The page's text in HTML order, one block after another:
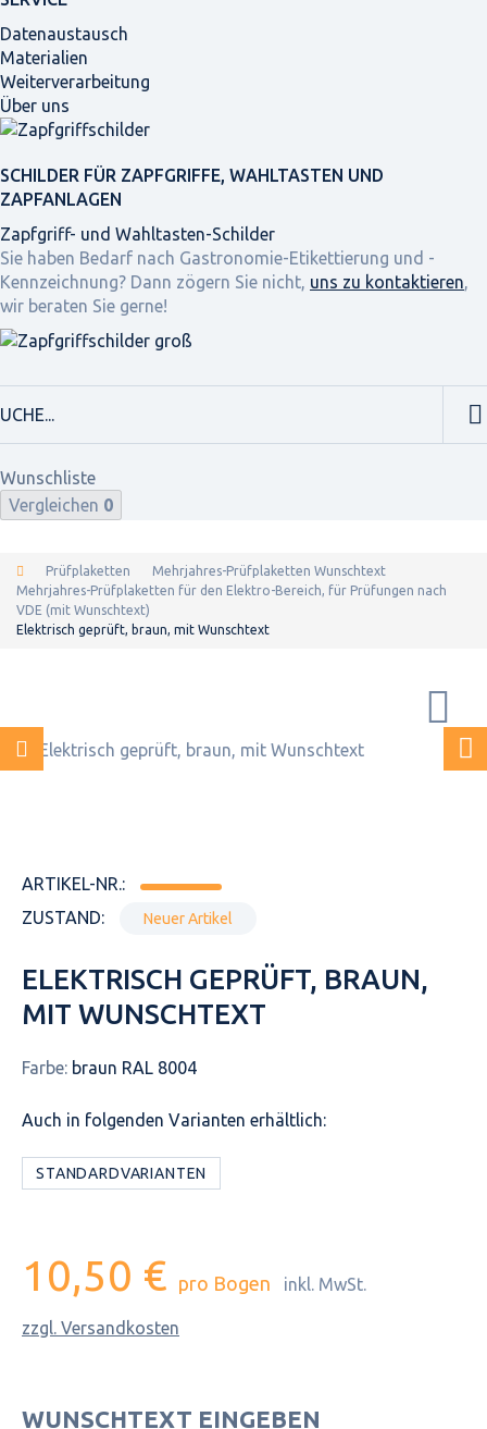
Datenaustausch
Materialien
Weiterverarbeitung
Über uns
SCHILDER FÜR ZAPFGRIFFE, WAHLTASTEN UND
ZAPFANLAGEN
Zapfgriff- und Wahltasten-Schilder
Sie haben Bedarf nach Gastronomie-Etikettierung und -
Kennzeichnung? Dann zögern Sie nicht, uns zu kontaktieren,
wir beraten Sie gerne!
Wunschliste
Vergleichen 0
Prüfplaketten
Mehrjahres-Prüfplaketten Wunschtext
Mehrjahres-Prüfplaketten für den Elektro-Bereich, für Prüfungen nach
VDE (mit Wunschtext)
Elektrisch geprüft, braun, mit Wunschtext
ARTIKEL-NR.:
ZUSTAND:
Neuer Artikel
ELEKTRISCH GEPRÜFT, BRAUN,
MIT WUNSCHTEXT
Farbe: braun RAL 8004
Auch in folgenden Varianten erhältlich:
STANDARDVARIANTEN
10,50 € pro Bogen inkl. MwSt.
zzgl. Versandkosten
WUNSCHTEXT EINGEBEN